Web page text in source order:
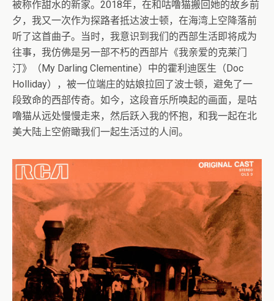
被称作甜水的新家。2018年，在和咕噜猫搬回她的故乡前
夕，我又一次作为探路者抵达波士顿，在海湾上空降落前
听了这首曲子。当时，我意识到我们的西部生活即将成为
往事，我仿佛是另一部不朽的西部片《我亲爱的克莱门
汀》（My Darling Clementine）中的霍利迪医生（Doc
Holliday），被一位端庄的姑娘拉回了波士顿，避免了一
段致命的西部传奇。如今，这段音乐所唤起的画面，是咕
噜猫从远处慢慢走来，然后跃入我的怀抱，和我一起在北
美大陆上空俯瞰我们一起生活过的人间。